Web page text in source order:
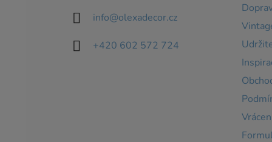
info@olexadecor.cz
+420 602 572 724